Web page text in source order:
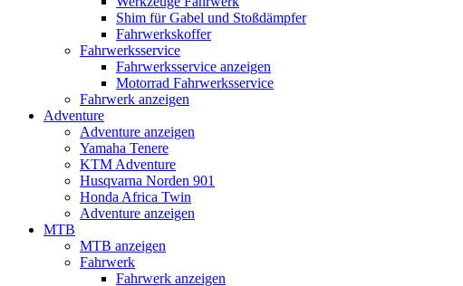
Shim für Gabel und Stoßdämpfer
Fahrwerkskoffer
Fahrwerksservice
Fahrwerksservice anzeigen
Motorrad Fahrwerksservice
Fahrwerk anzeigen
Adventure
Adventure anzeigen
Yamaha Tenere
KTM Adventure
Husqvarna Norden 901
Honda Africa Twin
Adventure anzeigen
MTB
MTB anzeigen
Fahrwerk
Fahrwerk anzeigen